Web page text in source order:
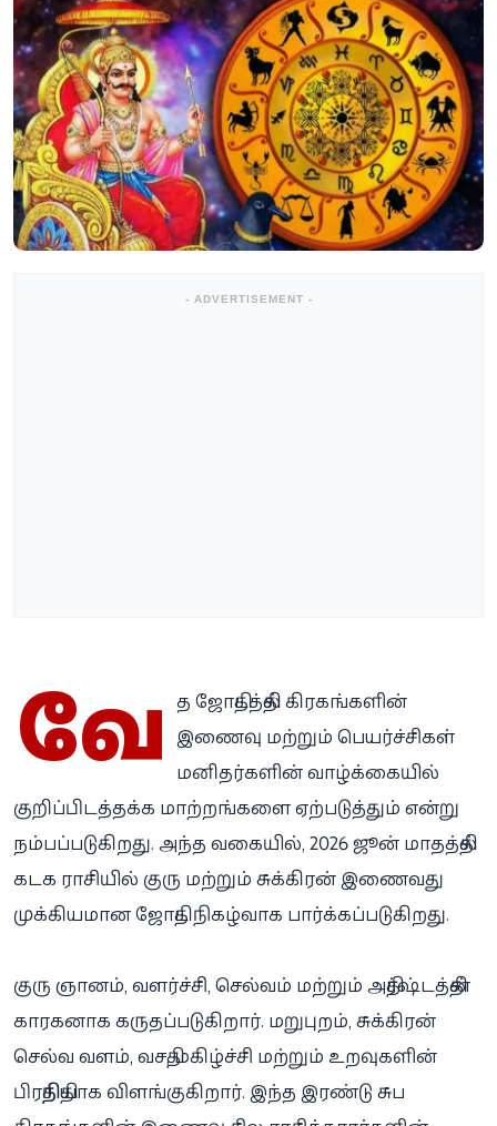
- ADVERTISEMENT -
வே த ஜோதிடத்தில் கிரகங்களின்
இணைவு மற்றும் பெயர்ச்சிகள்
மனிதர்களின் வாழ்க்கையில்
குறிப்பிடத்தக்க மாற்றங்களை ஏற்படுத்தும் என்று
நம்பப்படுகிறது. அந்த வகையில், 2026 ஜூன் மாதத்தில்
கடக ராசியில் குரு மற்றும் சுக்கிரன் இணைவது
முக்கியமான ஜோதிட நிகழ்வாக பார்க்கப்படுகிறது.
குரு ஞானம், வளர்ச்சி, செல்வம் மற்றும் அதிர்ஷ்டத்தின்
காரகனாக கருதப்படுகிறார். மறுபுறம், சுக்கிரன்
செல்வ வளம், வசதி, மகிழ்ச்சி மற்றும் உறவுகளின்
பிரதிநிதியாக விளங்குகிறார். இந்த இரண்டு சுப